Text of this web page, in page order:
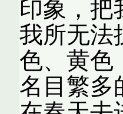
印象，把
我所无法
色、黄色
名目繁多